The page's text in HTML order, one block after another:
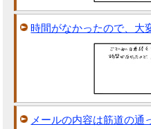
時間がなかったので、大
メールの内容は筋道の通